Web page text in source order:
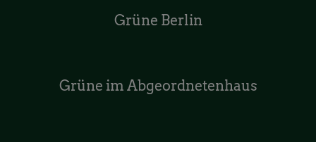
Grüne Berlin
Grüne im Abgeordnetenhaus